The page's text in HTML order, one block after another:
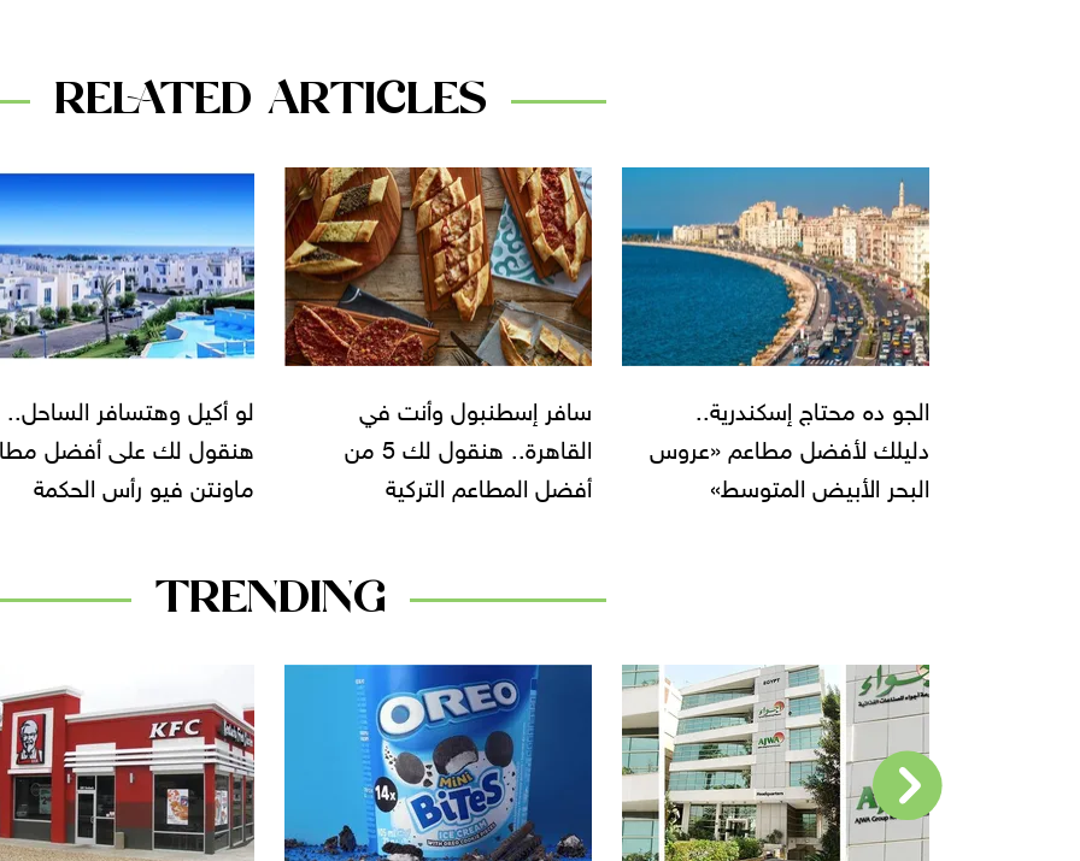
RELATED ARTICLES
الجو ده محتاج إسكندرية..
دليلك لأفضل مطاعم «عروس
البحر الأبيض المتوسط»
سافر إسطنبول وأنت في
القاهرة.. هنقول لك 5 من
أفضل المطاعم التركية
لو أكيل وهتسافر الساحل..
هنقول لك على أفضل
ماونتن فيو رأس الحكمة
TRENDING